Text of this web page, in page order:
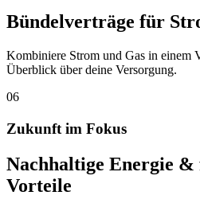
Bündelverträge für
Kombiniere Strom und Gas in einem
Überblick über deine Versorgung.
06
Zukunft im Fokus
Nachhaltige Energie &
Vorteile